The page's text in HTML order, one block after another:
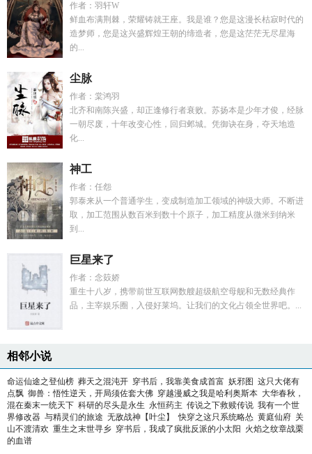
作者：羽轩W
鲜血布满荆棘，荣耀铸就王座。我是谁？您是这漫长枯寂时代的
造梦师，您是这兴盛辉煌王朝的缔造者，您是这茫茫无尽星海
的...
尘脉
作者：棠鸿羽
北齐和南陈兴盛，却正逢修行者衰败。苏扬本是少年才俊，经脉
一朝尽废，十年改变心性，回归邺城。凭御诀在身，夺天地造
化...
神工
作者：任怨
郭泰来从一个普通学生，变成制造加工领域的神级大师。不断进
取，加工范围从数百米到数十个原子，加工精度从微米到纳米
到...
巨星来了
作者：念笯娇
重生十八岁，携带前世互联网数艘超级航空母舰和无数经典作
品，主宰娱乐圈，入侵好莱坞。让我们的文化占领全世界吧。...
相邻小说
命运仙途之登仙榜 葬天之混沌开 穿书后，我靠美食成首富 妖邪图 这只大佬有
点飘 御兽：悟性逆天，开局须佐套大佛 穿越漫威之我是哈利奥斯本 大华春秋，
混在秦末一统天下 科研的尽头是永生 永恒药主 传说之下救赎传说 我有一个世
界修改器 与精灵们的旅途 无敌战神【叶尘】 快穿之这只系统略怂 黄庭仙府 关
山不渡清欢 重生之末世寻乡 穿书后，我成了疯批反派的小太阳
火焰之纹章战栗
的血谱